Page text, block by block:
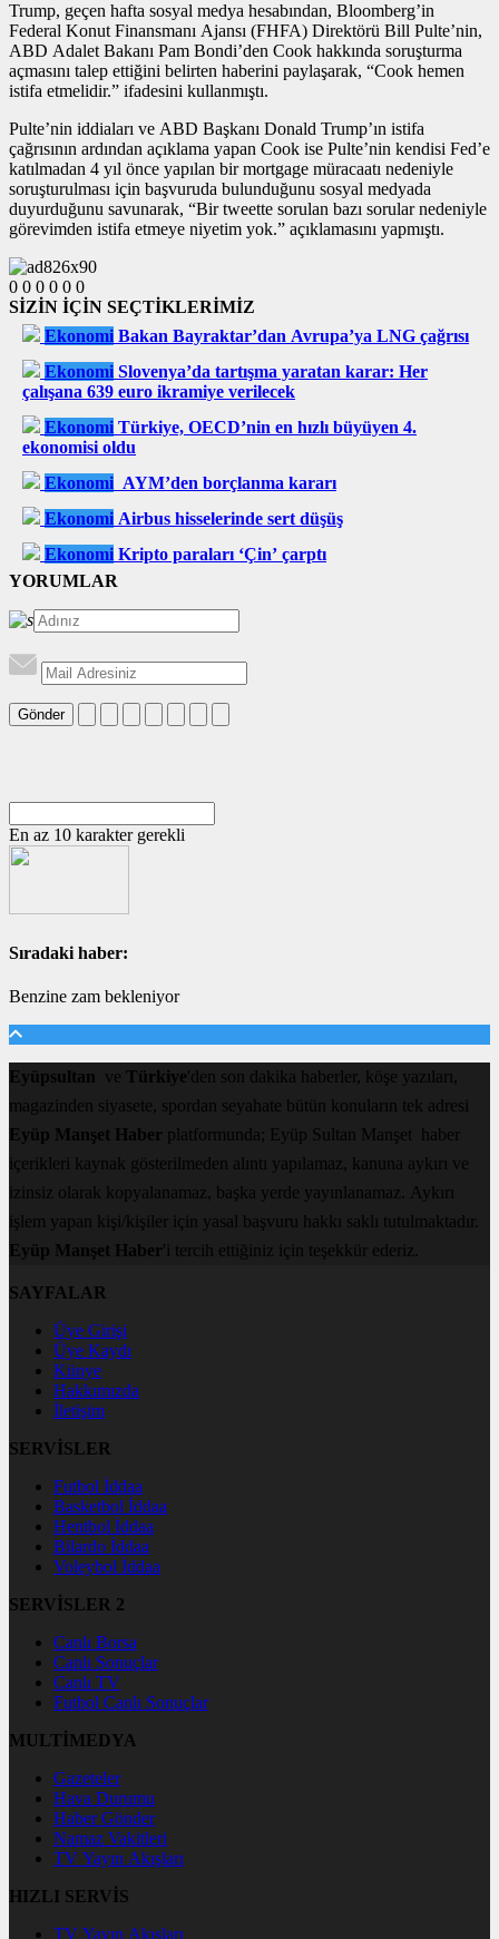
Trump, geçen hafta sosyal medya hesabından, Bloomberg’in
Federal Konut Finansmanı Ajansı (FHFA) Direktörü Bill Pulte’nin,
ABD Adalet Bakanı Pam Bondi’den Cook hakkında soruşturma
açmasını talep ettiğini belirten haberini paylaşarak, “Cook hemen
istifa etmelidir.” ifadesini kullanmıştı.
Pulte’nin iddiaları ve ABD Başkanı Donald Trump’ın istifa
çağrısının ardından açıklama yapan Cook ise Pulte’nin kendisi Fed’e
katılmadan 4 yıl önce yapılan bir mortgage müracaatı nedeniyle
soruşturulması için başvuruda bulunduğunu sosyal medyada
duyurduğunu savunarak, “Bir tweette sorulan bazı sorular nedeniyle
görevimden istifa etmeye niyetim yok.” açıklamasını yapmıştı.
0 0 0 0 0 0
SİZİN İÇİN SEÇTİKLERİMİZ
Ekonomi Bakan Bayraktar’dan Avrupa’ya LNG çağrısı
Ekonomi Slovenya’da tartışma yaratan karar: Her
çalışana 639 euro ikramiye verilecek
Ekonomi Türkiye, OECD’nin en hızlı büyüyen 4.
ekonomisi oldu
Ekonomi AYM’den borçlanma kararı
Ekonomi Airbus hisselerinde sert düşüş
Ekonomi Kripto paraları ‘Çin’ çarptı
YORUMLAR
Gönder
En az 10 karakter gerekli
Sıradaki haber:
Benzine zam bekleniyor
Eyüpsultan ve Türkiye'den son dakika haberler, köşe yazıları,
magazinden siyasete, spordan seyahate bütün konuların tek adresi
Eyüp Manşet Haber platformunda; Eyüp Sultan Manşet haber
içerikleri kaynak gösterilmeden alıntı yapılamaz, kanuna aykırı ve
izinsiz olarak kopyalanamaz, başka yerde yayınlanamaz. Aykırı
işlem yapan kişi/kişiler için yasal başvuru hakkı saklı tutulmaktadır.
Eyüp Manşet Haber'i tercih ettiğiniz için teşekkür ederiz.
SAYFALAR
Üye Girişi
Üye Kaydı
Künye
Hakkımızda
İletişim
SERVİSLER
Futbol İddaa
Basketbol İddaa
Hentbol İddaa
Bilardo İddaa
Voleybol İddaa
SERVİSLER 2
Canlı Borsa
Canlı Sonuçlar
Canlı TV
Futbol Canlı Sonuçlar
MULTİMEDYA
Gazeteler
Hava Durumu
Haber Gönder
Namaz Vakitleri
TV Yayın Akışları
HIZLI SERVİS
TV Yayın Akışları